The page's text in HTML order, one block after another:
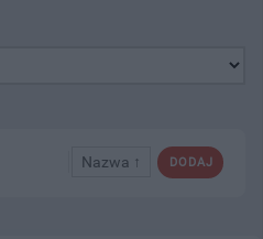
DODAJ
Nazwa ↑